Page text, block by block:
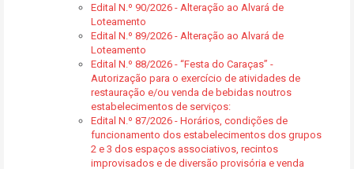
Edital N.º 90/2026 - Alteração ao Alvará de
Loteamento
Edital N.º 89/2026 - Alteração ao Alvará de
Loteamento
Edital N.º 88/2026 - “Festa do Caraças” -
Autorização para o exercício de atividades de
restauração e/ou venda de bebidas noutros
estabelecimentos de serviços:
Edital N.º 87/2026 - Horários, condições de
funcionamento dos estabelecimentos dos grupos
2 e 3 dos espaços associativos, recintos
improvisados e de diversão provisória e venda